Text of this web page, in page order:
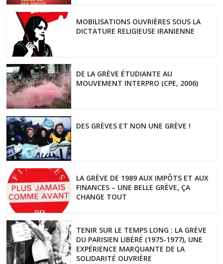
MOBILISATIONS OUVRIÈRES SOUS LA
DICTATURE RELIGIEUSE IRANIENNE
DE LA GRÈVE ÉTUDIANTE AU
MOUVEMENT INTERPRO (CPE, 2006)
DES GRÈVES ET NON UNE GRÈVE !
LA GRÈVE DE 1989 AUX IMPÔTS ET AUX
FINANCES – UNE BELLE GRÈVE, ÇA
CHANGE TOUT
TENIR SUR LE TEMPS LONG : LA GRÈVE
DU PARISIEN LIBÉRÉ (1975-1977), UNE
EXPÉRIENCE MARQUANTE DE LA
SOLIDARITÉ OUVRIÈRE